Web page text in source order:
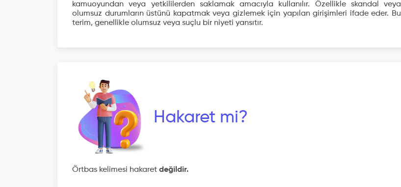
kamuoyundan veya yetkililerden saklamak amacıyla kullanılır. Özellikle skandal veya
olumsuz durumların üstünü kapatmak veya gizlemek için yapılan girişimleri ifade eder. Bu
terim, genellikle olumsuz veya suçlu bir niyeti yansıtır.
Hakaret mi?
Örtbas kelimesi hakaret değildir.